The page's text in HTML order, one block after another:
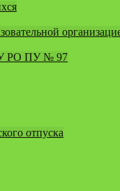
РО ПУ № 97
отпуска